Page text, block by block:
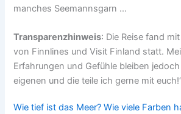
manches Seemannsgarn …
Transparenzhinweis: Die Reise fand
von Finnlines und Visit Finland statt.
Erfahrungen und Gefühle bleiben
eigenen und die teile ich gerne mit
Wie tief ist das Meer? Wie viele Farben